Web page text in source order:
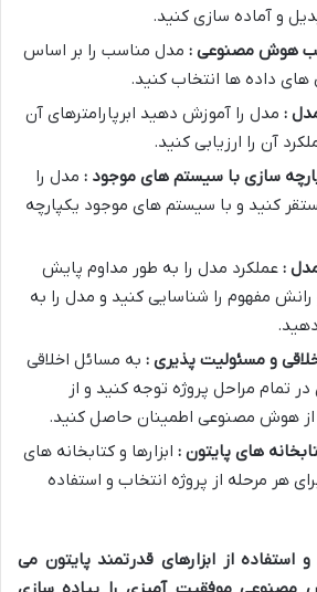
و آماده سازی کنید.
هوش مصنوعی : مدل مناسب را بر اساس
های داده ها انتخاب کنید.
: مدل را آموزش دهید ابرپارامترهای آن
آن را ارزیابی کنید.
سازی با سیستم های موجود : مدل را
کنید و با سیستم های موجود یکپارچه
: عملکرد مدل را به طور مداوم پایش
مفهوم را شناسایی کنید و مدل را به
و مسئولیت پذیری : به مسائل اخلاقی
تمام مراحل پروژه توجه کنید و از
از هوش مصنوعی اطمینان حاصل کنید.
های پایتون : ابزارها و کتابخانه های
هر مرحله از پروژه انتخاب و استفاده
استفاده از ابزارهای قدرتمند پایتون می